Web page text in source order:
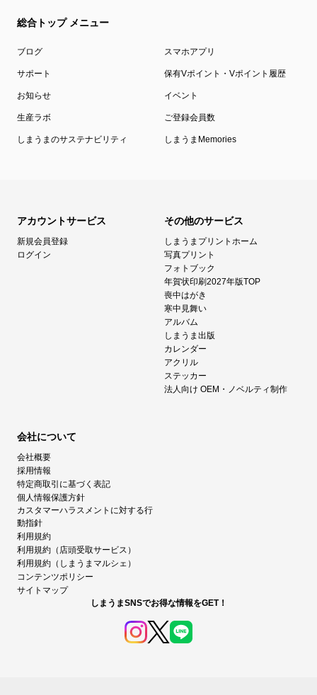
総合トップ メニュー
ブログ スマホアプリ
サポート 保有Vポイント・Vポイント履歴
お知らせ イベント
生産ラボ ご登録会員数
しまうまのサステナビリティ しまうまMemories
アカウントサービス
新規会員登録
ログイン
その他のサービス
しまうまプリントホーム
写真プリント
フォトブック
年賀状印刷2027年版TOP
喪中はがき
寒中見舞い
アルバム
しまうま出版
カレンダー
アクリル
ステッカー
法人向け OEM・ノベルティ制作
会社について
会社概要
採用情報
特定商取引に基づく表記
個人情報保護方針
カスタマーハラスメントに対する行
動指針
利用規約
利用規約（店頭受取サービス）
利用規約（しまうまマルシェ）
コンテンツポリシー
サイトマップ
しまうまSNSでお得な情報をGET！